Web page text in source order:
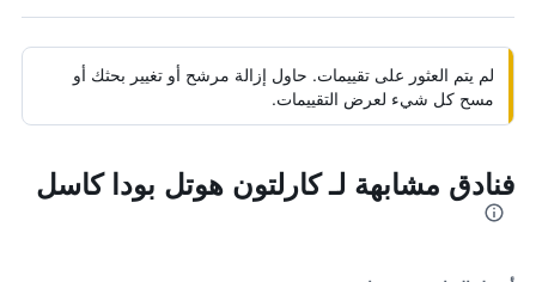
لم يتم العثور على تقييمات. حاول إزالة مرشح أو تغيير بحثك أو
مسح كل شيء لعرض التقييمات.
فنادق مشابهة لـ كارلتون هوتل بودا كاسل